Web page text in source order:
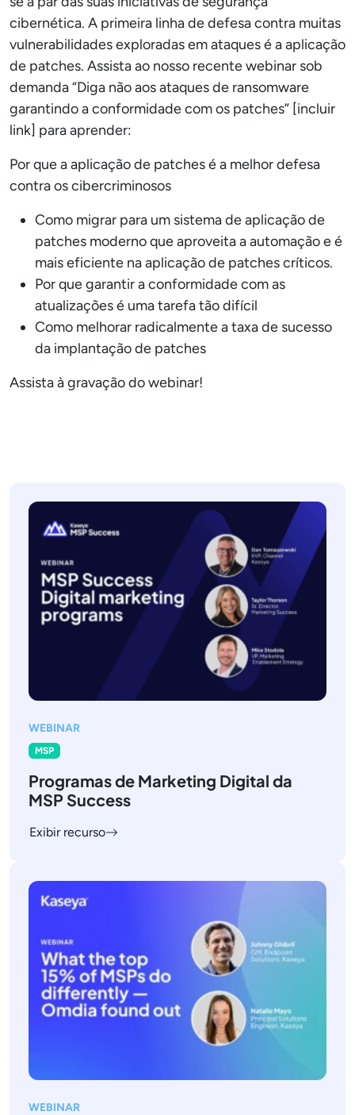
cibernética. A primeira linha de defesa contra muitas
vulnerabilidades exploradas em ataques é a aplicação
de patches. Assista ao nosso recente webinar sob
demanda “Diga não aos ataques de ransomware
garantindo a conformidade com os patches” [incluir
link] para aprender:
Por que a aplicação de patches é a melhor defesa
contra os cibercriminosos
Como migrar para um sistema de aplicação de
patches moderno que aproveita a automação e é
mais eficiente na aplicação de patches críticos.
Por que garantir a conformidade com as
atualizações é uma tarefa tão difícil
Como melhorar radicalmente a taxa de sucesso
da implantação de patches
Assista à gravação do webinar!
WEBINAR
MSP
Programas de Marketing Digital da
MSP Success
Exibir recurso
WEBINAR